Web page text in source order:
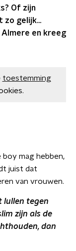
Of zijn
zo gelijk...
en kreeg
toestemming
mag hebben,
juist dat
van vrouwen.
lullen tegen
zijn als de
dan